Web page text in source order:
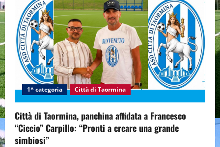
1^ categoria Città di Taormina
Città di Taormina, panchina affidata a Francesco
“Ciccio” Carpillo: “Pronti a creare una grande
simbiosi”